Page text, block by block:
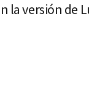
la versión de